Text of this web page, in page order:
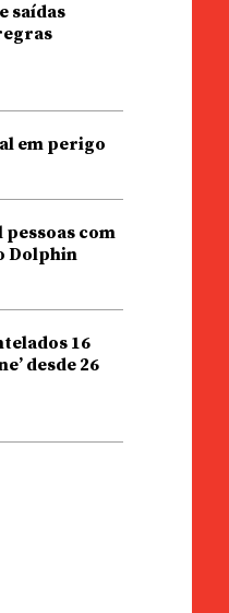
saídas
em perigo
pessoas com
Dolphin
16
desde 26